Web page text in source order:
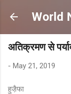
World
अतिक्रमण से
- May 21, 2019
हुजै़फा